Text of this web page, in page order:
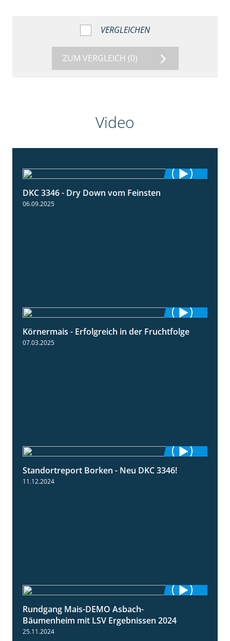
VERGLEICHEN
ZUM VERGLEICH (0)
Video
DKC 3346 - Dry Down vom Feinsten
06.09.2025
2:31
Körnermais - Erfolgreich in der Fruchtfolge
07.03.2025
1:38
Standortreport Borken - Neu DKC 3346!
11.12.2024
Rundgang Mais-DEMO Asbach-
Bäumenheim mit LSV Ergebnissen 2024
25.11.2024